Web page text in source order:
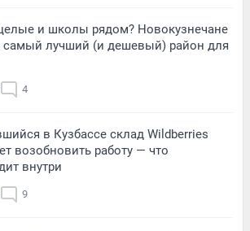
и школы рядом? Новокузнечане
самый лучший (и дешевый) район для
4
в Кузбассе склад Wildberries
возобновить работу — что
внутри
9